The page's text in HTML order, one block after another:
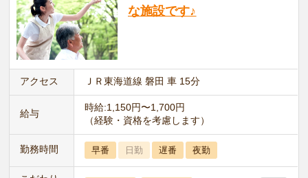
な施設です♪
アクセス ＪＲ東海道線 磐田 車 15分
給与
時給:1,150円〜1,700円
（経験・資格を考慮します）
勤務時間 早番 日勤 遅番 夜勤